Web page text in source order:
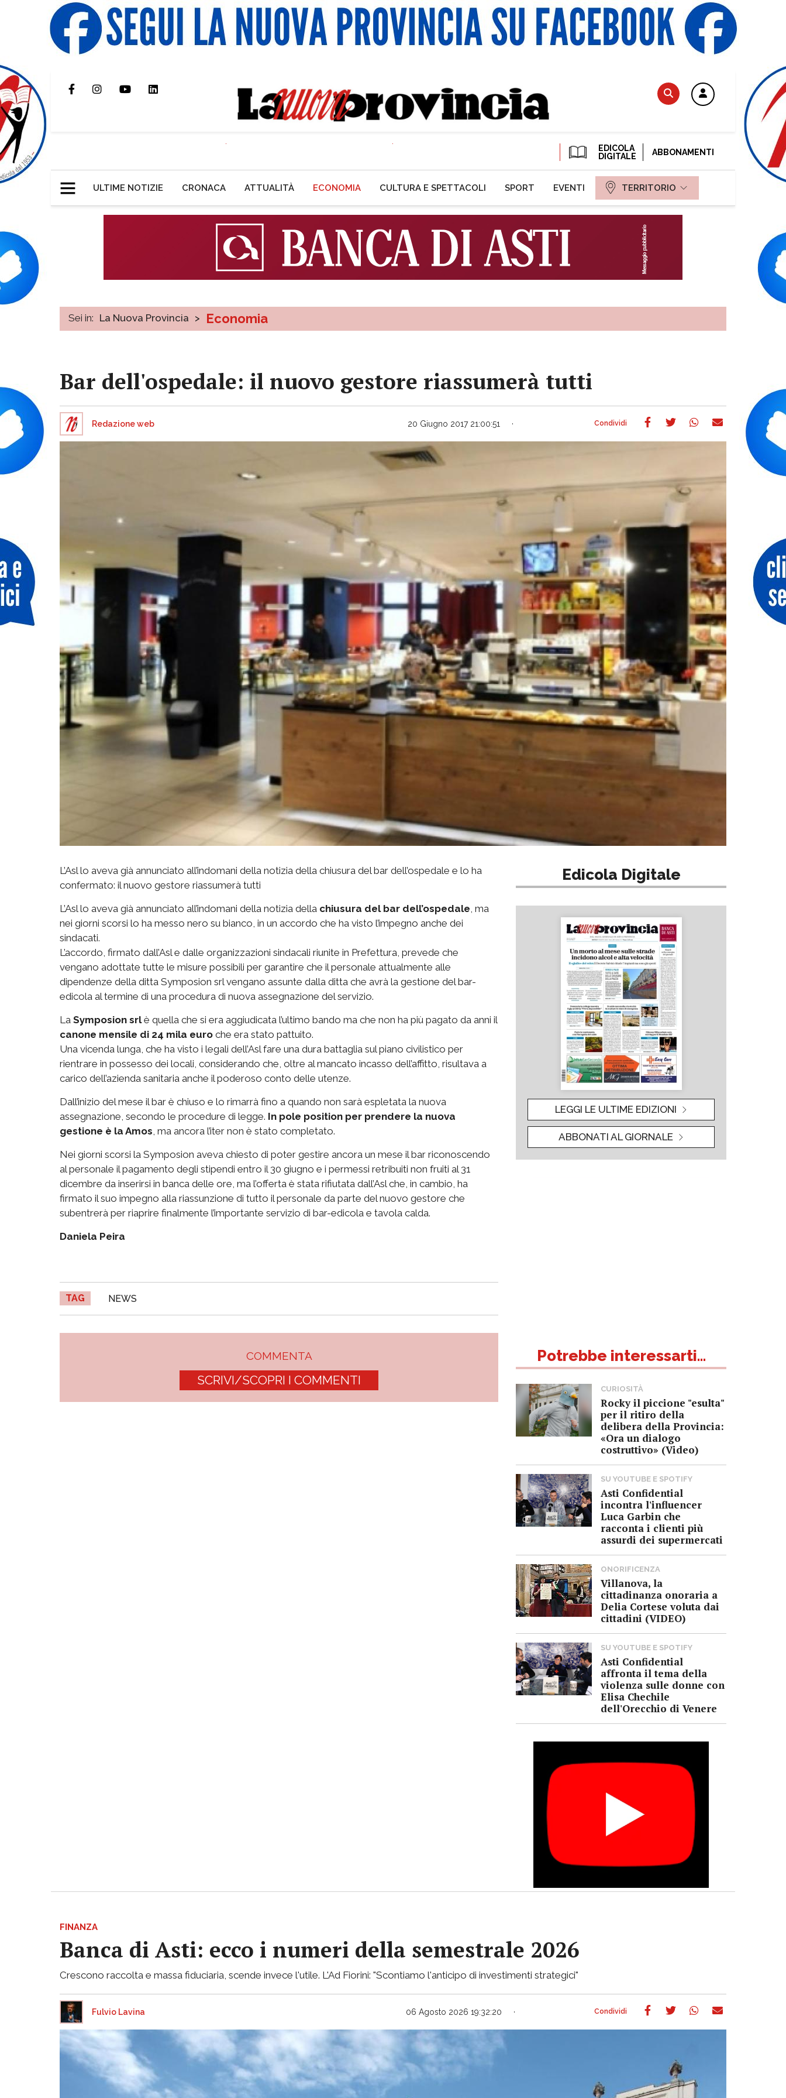
EDICOLA
DIGITALE
ABBONAMENTI
ULTIME NOTIZIE CRONACA ATTUALITÀ ECONOMIA CULTURA E SPETTACOLI SPORT EVENTI TERRITORIO
Sei in: La Nuova Provincia > Economia
Bar dell'ospedale: il nuovo gestore riassumerà tutti
Redazione web 20 Giugno 2017 21:00:51
L’Asl lo aveva già annunciato all’indomani della notizia della chiusura del bar dell’ospedale e lo ha
confermato: il nuovo gestore riassumerà tutti
L’Asl lo aveva già annunciato all’indomani della notizia della chiusura del bar dell’ospedale , ma
nei giorni scorsi lo ha messo nero su bianco, in un accordo che ha visto l’impegno anche dei
sindacati.
L’accordo, firmato dall’Asl e dalle organizzazioni sindacali riunite in Prefettura, prevede che
vengano adottate tutte le misure possibili per garantire che il personale attualmente alle
dipendenze della ditta Symposion srl vengano assunte dalla ditta che avrà la gestione del bar-
edicola al termine di una procedura di nuova assegnazione del servizio.
La Symposion srlè quella che si era aggiudicata l’ultimo bando ma che non ha più pagato da anni il
canone mensile di 24 mila euro che era stato pattuito.
Una vicenda lunga, che ha visto i legali dell’Asl fare una dura battaglia sul piano civilistico per
rientrare in possesso dei locali, considerando che, oltre al mancato incasso dell’affitto, risultava a
carico dell’azienda sanitaria anche il poderoso conto delle utenze.
Dall’inizio del mese il bar è chiuso e lo rimarrà fino a quando non sarà espletata la nuova
assegnazione, secondo le procedure di legge. In pole position per prendere la nuova
gestione è la Amos , ma ancora l’iter non è stato completato.
Nei giorni scorsi la Symposion aveva chiesto di poter gestire ancora un mese il bar riconoscendo
al personale il pagamento degli stipendi entro il 30 giugno e i permessi retribuiti non fruiti al 31
dicembre da inserirsi in banca delle ore, ma l’offerta è stata rifiutata dall’Asl che, in cambio, ha
firmato il suo impegno alla riassunzione di tutto il personale da parte del nuovo gestore che
subentrerà per riaprire finalmente l’importante servizio di bar-edicola e tavola calda.
Daniela Peira
TAG NEWS
COMMENTA
SCRIVI/SCOPRI I COMMENTI
Edicola Digitale
LEGGI LE ULTIME EDIZIONI
ABBONATI AL GIORNALE
Potrebbe interessarti...
CURIOSITÀ
Rocky il piccione "esulta"
per il ritiro della
delibera della Provincia:
«Ora un dialogo
costruttivo» (Video)
SU YOUTUBE E SPOTIFY
Asti Confidential
incontra l'influencer
Luca Garbin che
racconta i clienti più
assurdi dei supermercati
ONORIFICENZA
Villanova, la
cittadinanza onoraria a
Delia Cortese voluta dai
cittadini (VIDEO)
SU YOUTUBE E SPOTIFY
Asti Confidential
affronta il tema della
violenza sulle donne con
Elisa Chechile
dell'Orecchio di Venere
FINANZA
Banca di Asti: ecco i numeri della semestrale 2026
Crescono raccolta e massa fiduciaria, scende invece l'utile. L'Ad Fiorini: "Scontiamo l'anticipo di investimenti strategici"
Fulvio Lavina 06 Agosto 2026 19:32:20